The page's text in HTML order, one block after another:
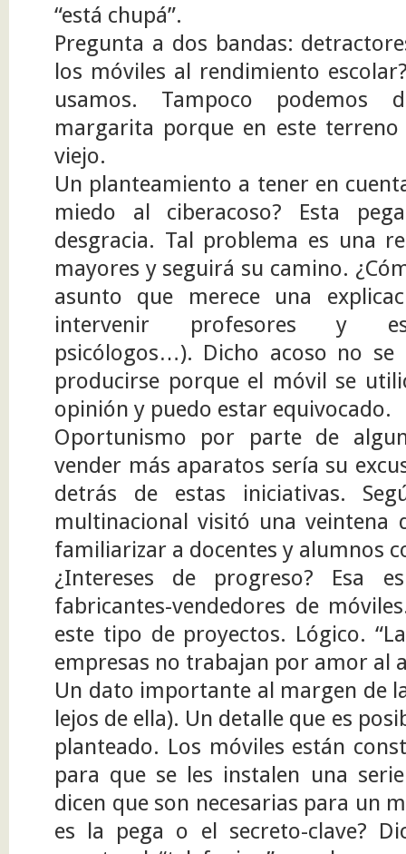
“está chupá”.
Pregunta a dos bandas:
los móviles al rendimiento
usamos. Tampoco podemos
margarita porque en este
viejo.
Un planteamiento a tener en
miedo al ciberacoso? Esta
desgracia. Tal problema es una
mayores y seguirá su camino.
asunto que merece una
intervenir profesores y
psicólogos…). Dicho acoso no
producirse porque el móvil se
opinión y puedo estar equivocado.
Oportunismo por parte de
vender más aparatos sería su
detrás de estas iniciativas.
multinacional visitó una veintena
familiarizar a docentes y alumnos
¿Intereses de progreso? Esa
fabricantes-vendedores de
este tipo de proyectos. Lógico.
empresas no trabajan por amor al
Un dato importante al margen de
lejos de ella). Un detalle que es
planteado. Los móviles están
para que se les instalen una
dicen que son necesarias para un
es la pega o el secreto-clave?